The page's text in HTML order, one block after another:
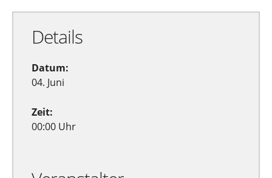
Details
Datum:
04. Juni
Zeit:
00:00 Uhr